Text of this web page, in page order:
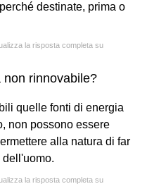
destinate, prima o
la risposta completa su
non rinnovabile?
quelle fonti di energia
non possono essere
alla natura di far
dell'uomo.
la risposta completa su